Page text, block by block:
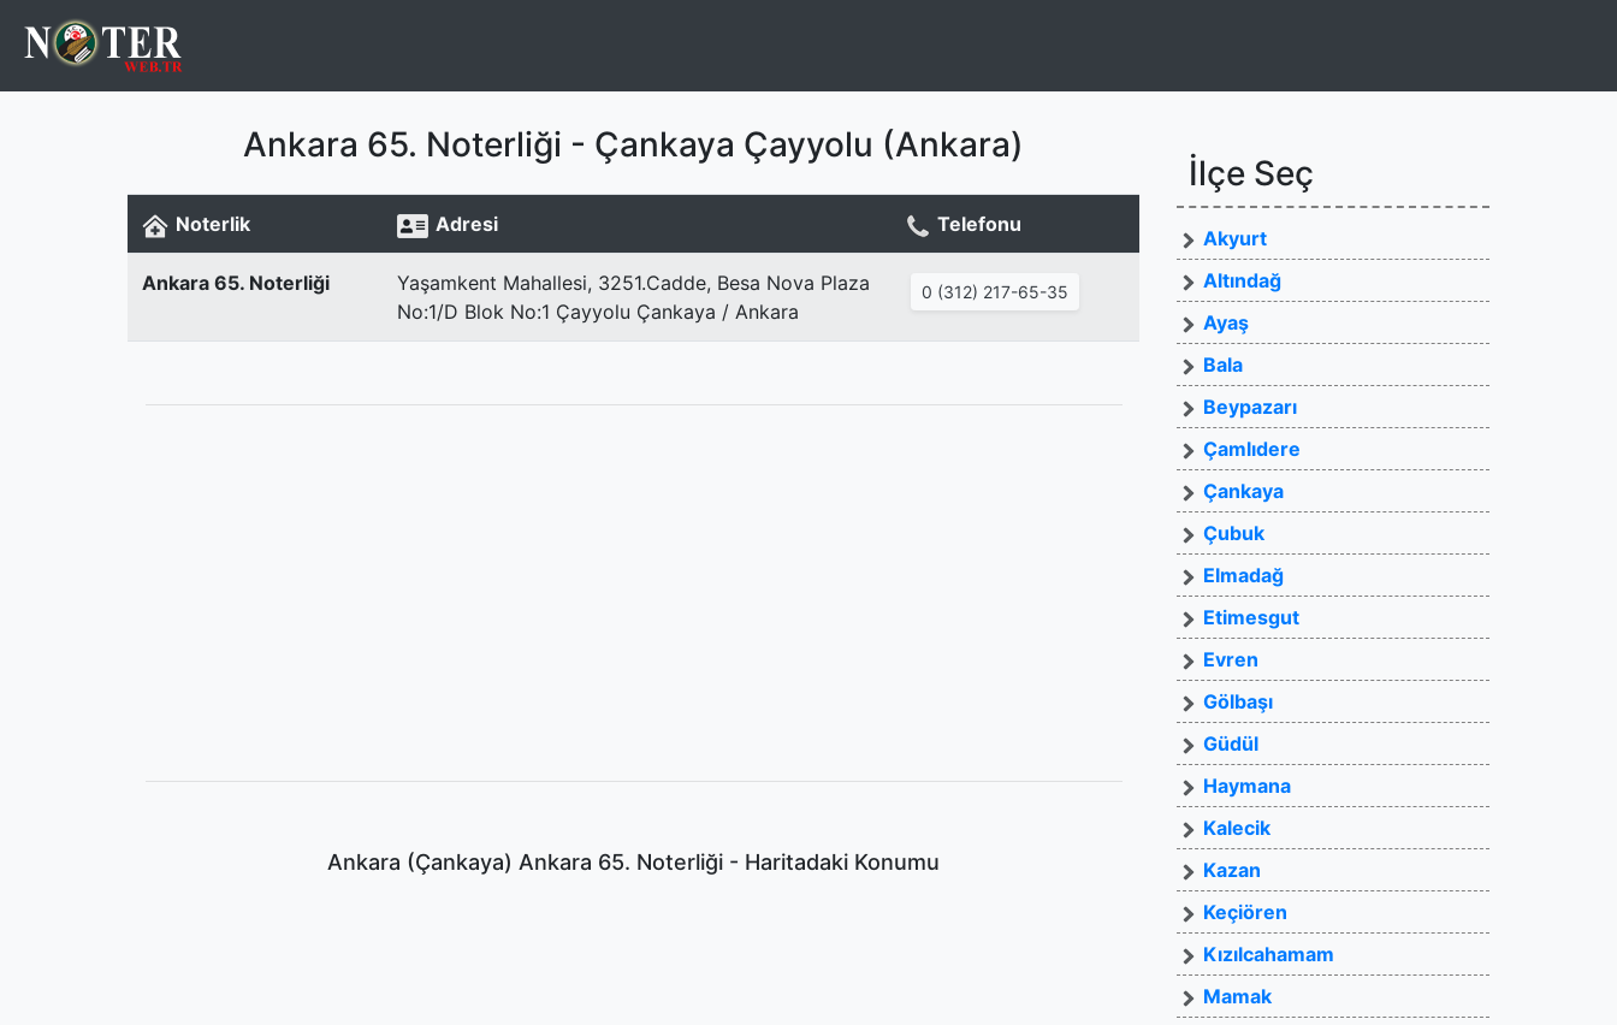
Ankara 65. Noterliği - Çankaya Çayyolu (Ankara)
Noterlik Adresi Telefonu
Ankara 65. Noterliği
Yaşamkent Mahallesi, 3251.Cadde, Besa Nova Plaza
No:1/D Blok No:1 Çayyolu Çankaya / Ankara
0 (312) 217-65-35
Ankara (Çankaya) Ankara 65. Noterliği - Haritadaki Konumu
İlçe Seç
Akyurt
Altındağ
Ayaş
Bala
Beypazarı
Çamlıdere
Çankaya
Çubuk
Elmadağ
Etimesgut
Evren
Gölbaşı
Güdül
Haymana
Kalecik
Kazan
Keçiören
Kızılcahamam
Mamak